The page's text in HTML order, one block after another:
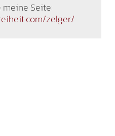
Seite:
zelger/